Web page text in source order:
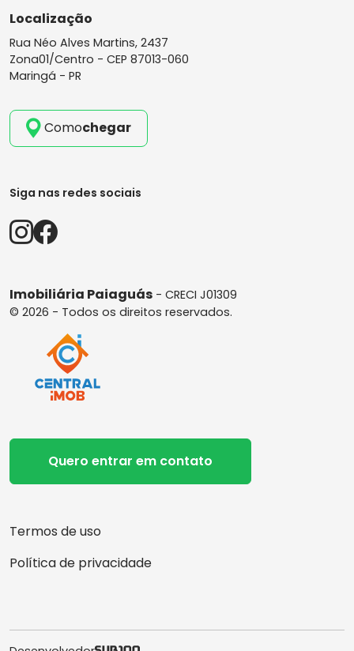
Localização
Rua Néo Alves Martins, 2437
Zona01/Centro - CEP 87013-060
Maringá - PR
Comochegar
Siga nas redes sociais
Imobiliária Paiaguás - CRECI J01309
© 2026 - Todos os direitos reservados.
Quero entrar em contato
Termos de uso
Política de privacidade